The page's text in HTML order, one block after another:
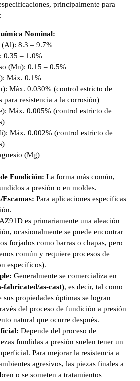
principalmente para
Nominal:
8.3 – 9.7%
0.35 – 1.0%
(Mn): 0.15 – 0.5%
Máx. 0.1%
Máx. 0.030% (control estricto de
para resistencia a la corrosión)
Máx. 0.005% (control estricto de
Máx. 0.002% (control estricto de
(Mg)
Fundición: La forma más común,
a presión o en moldes.
Escamas: Para aplicaciones específicas
es primariamente una aleación
ocasionalmente se puede encontrar
forjados como barras o chapas, pero
común y requiere procesos de
específicos).
Generalmente se comercializa en
fabricated/as-cast), es decir, tal como
sus propiedades óptimas se logran
del proceso de fundición a presión
natural que ocurre después.
Depende del proceso de
fundidas a presión suelen tener un
Para mejorar la resistencia a
agresivos, las piezas finales a
o se someten a tratamientos